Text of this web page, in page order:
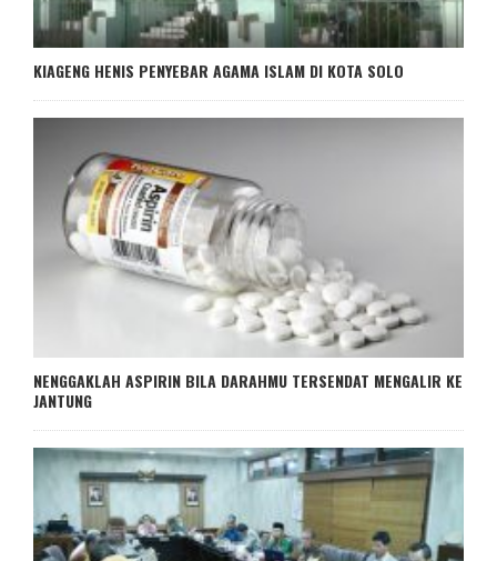
KIAGENG HENIS PENYEBAR AGAMA ISLAM DI KOTA SOLO
NENGGAKLAH ASPIRIN BILA DARAHMU TERSENDAT MENGALIR KE
JANTUNG